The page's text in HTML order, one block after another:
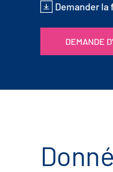
Demander
DEMANDE